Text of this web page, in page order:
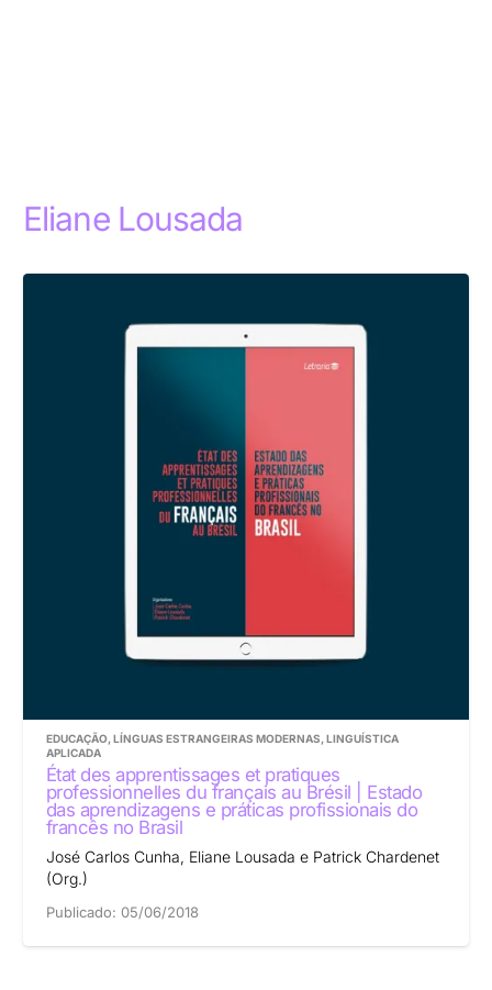
Eliane Lousada
EDUCAÇÃO,LÍNGUAS ESTRANGEIRAS MODERNAS,LINGUÍSTICA
APLICADA
État des apprentissages et pratiques
professionnelles du français au Brésil | Estado
das aprendizagens e práticas profissionais do
francês no Brasil
José Carlos Cunha, Eliane Lousada e Patrick Chardenet
(Org.)
Publicado: 05/06/2018